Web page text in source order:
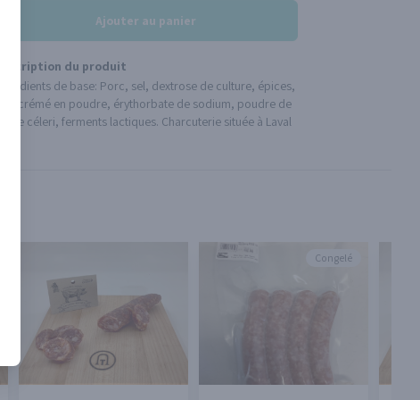
Ajouter au panier
Description du produit
Ingrédients de base: Porc, sel, dextrose de culture, épices,
lait écrémé en poudre, érythorbate de sodium, poudre de
jus de céleri, ferments lactiques. Charcuterie située à Laval
Congelé